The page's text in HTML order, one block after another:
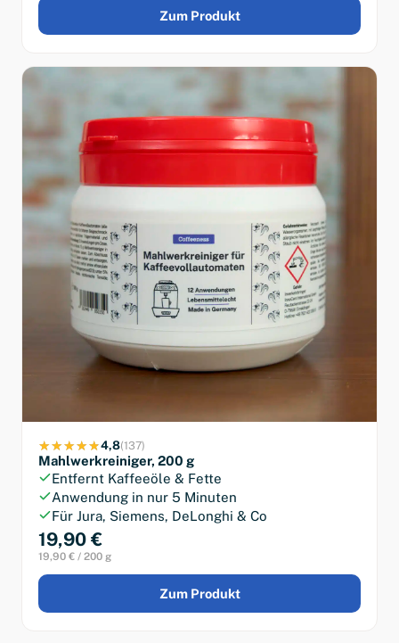
Zum Produkt
4,8(137)
Mahlwerkreiniger, 200 g
Entfernt Kaffeeöle & Fette
Anwendung in nur 5 Minuten
Für Jura, Siemens, DeLonghi & Co
19,90 €
19,90 € / 200 g
Zum Produkt